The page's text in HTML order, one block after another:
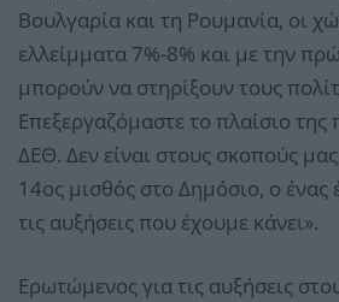
Βουλγαρία και τη Ρουμανία, οι
ελλείμματα 7%-8% και με την
μπορούν να στηρίξουν τους
Επεξεργαζόμαστε το πλαίσιο
ΔΕΘ. Δεν είναι στους σκοπούς
14ος μισθός στο Δημόσιο, ο ένας
τις αυξήσεις που έχουμε κάνει».
Ερωτώμενος για τις αυξήσεις